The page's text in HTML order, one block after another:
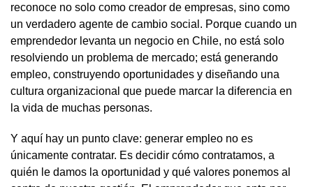
reconoce no solo como creador de empresas, sino como
un verdadero agente de cambio social. Porque cuando un
emprendedor levanta un negocio en Chile, no está solo
resolviendo un problema de mercado; está generando
empleo, construyendo oportunidades y diseñando una
cultura organizacional que puede marcar la diferencia en
la vida de muchas personas.
Y aquí hay un punto clave: generar empleo no es
únicamente contratar. Es decidir cómo contratamos, a
quién le damos la oportunidad y qué valores ponemos al